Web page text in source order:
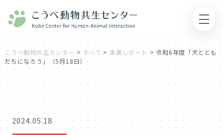
こうべ動物共生センター > すべて > 事業レポート >令和6年度「犬ととも
だちになろう」（5月18日）
2024.05.18